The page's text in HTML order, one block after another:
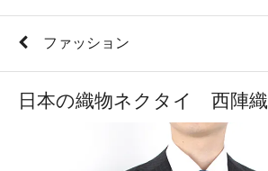
ファッション
日本の織物ネクタイ 西陣織